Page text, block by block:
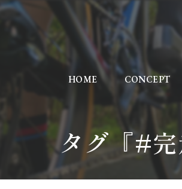
HOME CONCEPT
タグ『#